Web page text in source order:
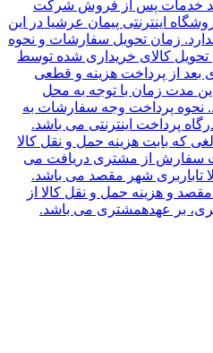
خدمات پس از فروش شرکت
اینترنتی پیمان عرشیا در این
زمان تحویل سفارشات و نحوه
کالای خریداری شده توسط
5 روز کاری بعد از پرداخت هزینه و قطعی
مدت زمان با توجه به محل
نحوه پرداخت وجه سفارشات به
پرداخت اینترنتی می باشد.
که بابت هزینه حمل و نقل کالا
سفارش از مشتری دریافت می
تاباربری شهر مقصد می باشد.
مقصد و هزینه حمل و نقل کالا از
بر عهدهمشتری می باشد.